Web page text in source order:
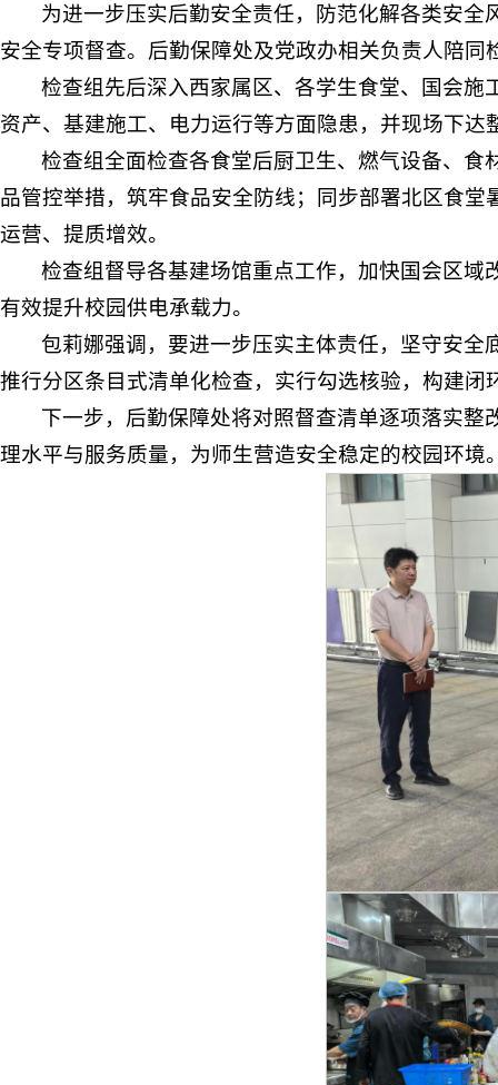
为进一步压实后勤安全责任，防范化解各类安
安全专项督查。后勤保障处及党政办相关负责人陪同
检查组先后深入西家属区、各学生食堂、国会
资产、基建施工、电力运行等方面隐患，并现场下达
检查组全面检查各食堂后厨卫生、燃气设备、
品管控举措，筑牢食品安全防线；同步部署北区食
运营、提质增效。
检查组督导各基建场馆重点工作，加快国会区
有效提升校园供电承载力。
包莉娜强调，要进一步压实主体责任，坚守安
推行分区条目式清单化检查，实行勾选核验，构建闭
下一步，后勤保障处将对照督查清单逐项落实
理水平与服务质量，为师生营造安全稳定的校园环境